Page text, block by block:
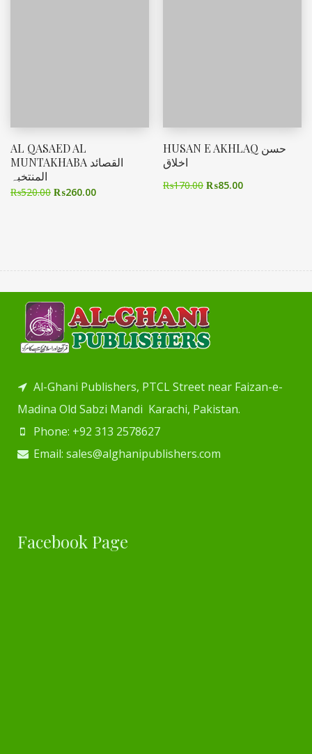
AL QASAED AL
MUNTAKHABA القصائد
المنتخبہ
₨520.00 ₨260.00
HUSAN E AKHLAQ حسن
اخلاق
₨170.00 ₨85.00
Al-Ghani Publishers, PTCL Street near Faizan-e-
Madina Old Sabzi Mandi Karachi, Pakistan.
Phone: +92 313 2578627
Email: sales@alghanipublishers.com
Facebook Page